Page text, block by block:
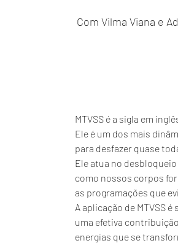
Com Vilma Viana e
MTVSS é a sigla em
Ele é um dos mais
para desfazer quase
Ele atua no
como nossos corpos
as programações que
A aplicação de MTVSS
uma efetiva
energias que se